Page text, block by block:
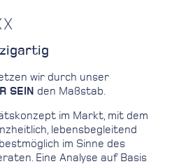
wir durch unser
SEIN den Maßstab.
im Markt, mit dem
lebensbegleitend
im Sinne des
Eine Analyse auf Basis